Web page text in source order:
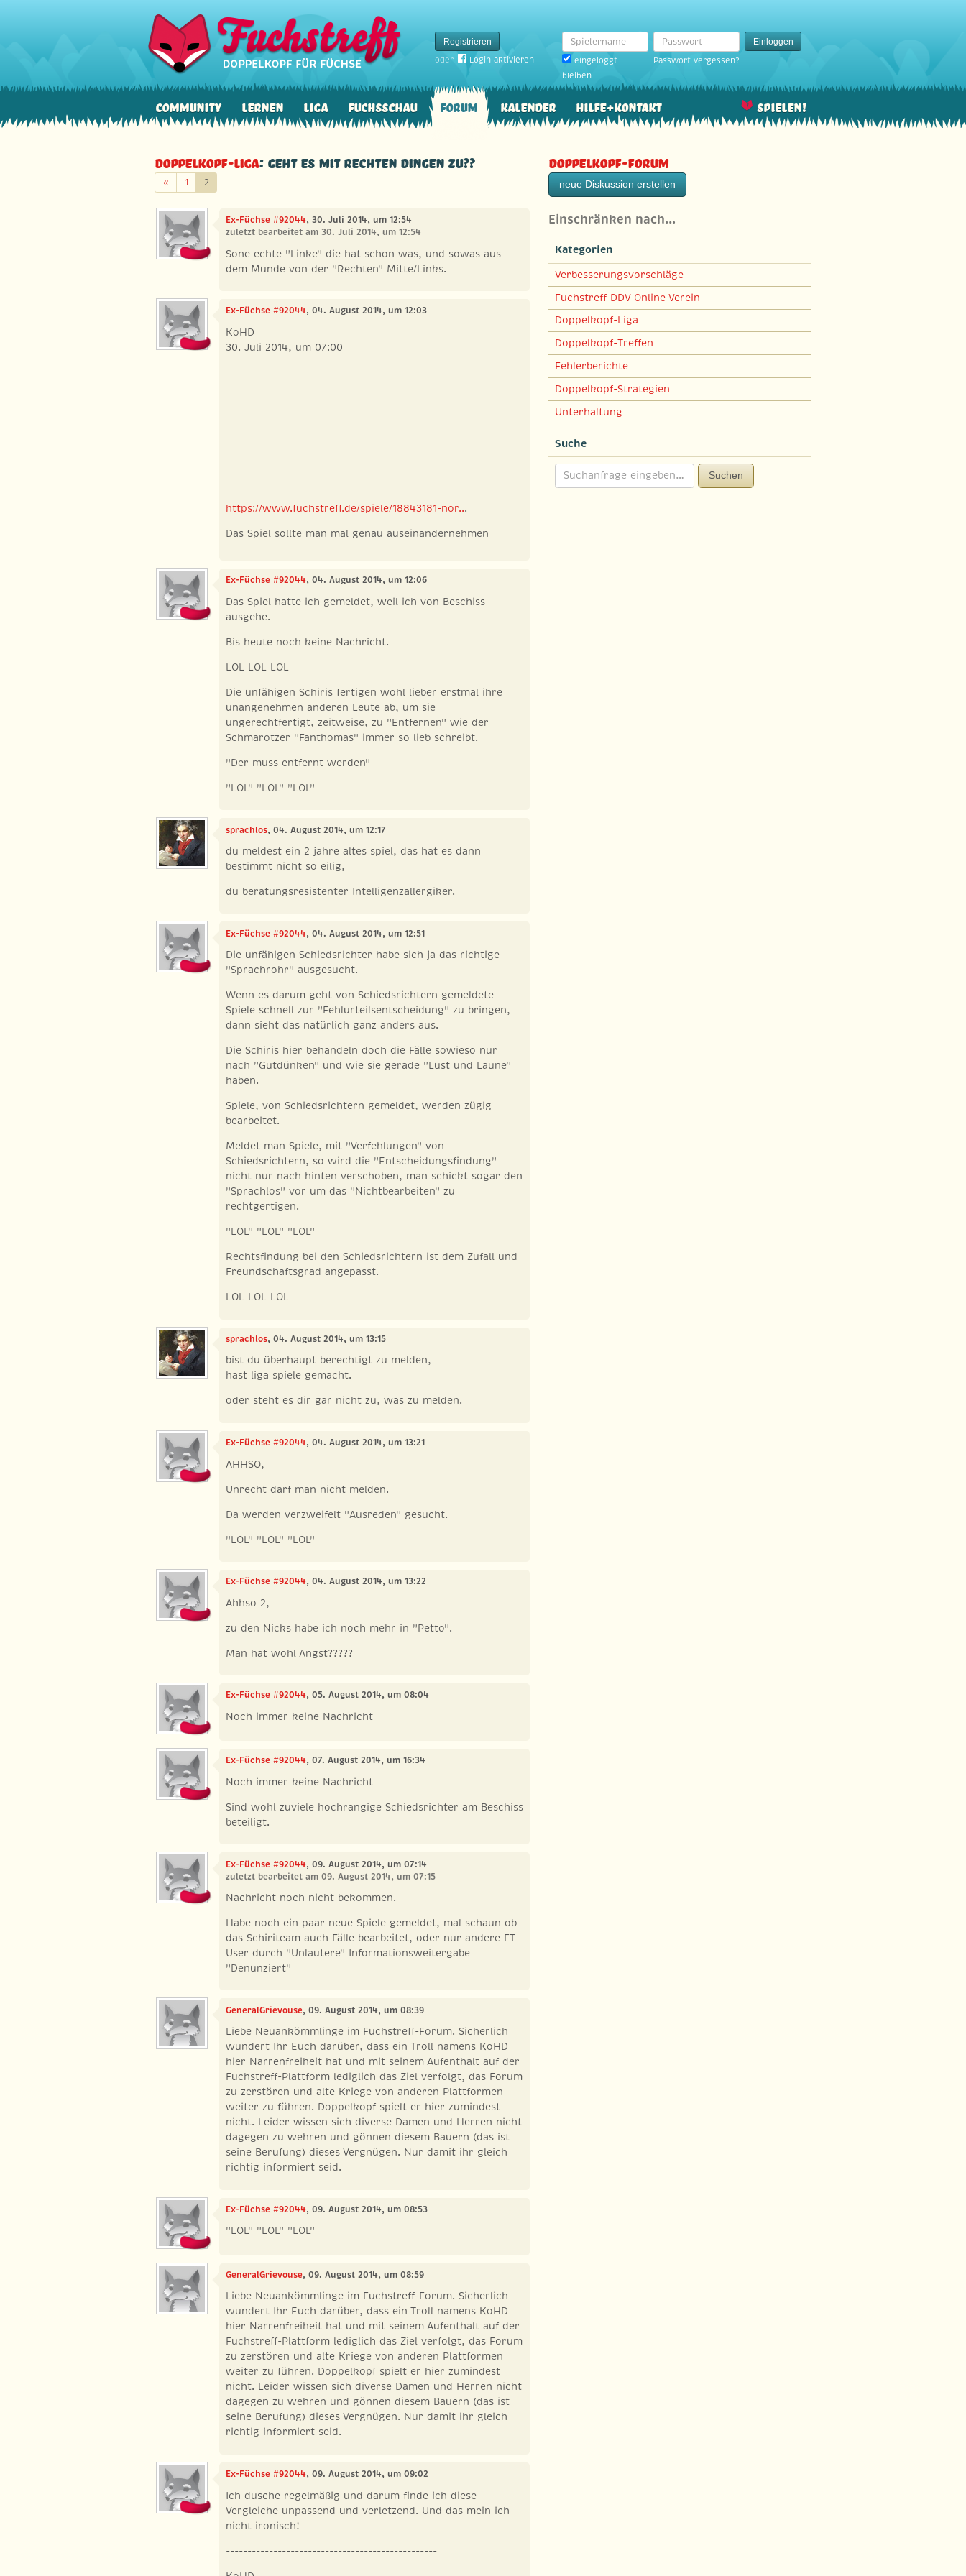
Registrieren
oder
Login aktivieren
Spielername
eingeloggt
bleiben
Passwort
Einloggen
Passwort vergessen?
Community Lernen Liga Fuchsschau Forum Kalender Hilfe+Kontakt Spielen!
Doppelkopf-Liga: Geht es mit rechten Dingen zu??
«Zurück
1 2
Ex-Füchse #92044, 30. Juli 2014, um 12:54
zuletzt bearbeitet am 30. Juli 2014, um 12:54
Sone echte "Linke" die hat schon was, und sowas aus
dem Munde von der "Rechten" Mitte/Links.
Ex-Füchse #92044, 04. August 2014, um 12:03
KoHD
30. Juli 2014, um 07:00
https://www.fuchstreff.de/spiele/18843181-nor...
Das Spiel sollte man mal genau auseinandernehmen
Ex-Füchse #92044, 04. August 2014, um 12:06
Das Spiel hatte ich gemeldet, weil ich von Beschiss
ausgehe.
Bis heute noch keine Nachricht.
LOL LOL LOL
Die unfähigen Schiris fertigen wohl lieber erstmal ihre
unangenehmen anderen Leute ab, um sie
ungerechtfertigt, zeitweise, zu "Entfernen" wie der
Schmarotzer "Fanthomas" immer so lieb schreibt.
"Der muss entfernt werden"
"LOL" "LOL" "LOL"
sprachlos, 04. August 2014, um 12:17
du meldest ein 2 jahre altes spiel, das hat es dann
bestimmt nicht so eilig,
du beratungsresistenter Intelligenzallergiker.
Ex-Füchse #92044, 04. August 2014, um 12:51
Die unfähigen Schiedsrichter habe sich ja das richtige
"Sprachrohr" ausgesucht.
Wenn es darum geht von Schiedsrichtern gemeldete
Spiele schnell zur "Fehlurteilsentscheidung" zu bringen,
dann sieht das natürlich ganz anders aus.
Die Schiris hier behandeln doch die Fälle sowieso nur
nach "Gutdünken" und wie sie gerade "Lust und Laune"
haben.
Spiele, von Schiedsrichtern gemeldet, werden zügig
bearbeitet.
Meldet man Spiele, mit "Verfehlungen" von
Schiedsrichtern, so wird die "Entscheidungsfindung"
nicht nur nach hinten verschoben, man schickt sogar den
"Sprachlos" vor um das "Nichtbearbeiten" zu
rechtgertigen.
"LOL" "LOL" "LOL"
Rechtsfindung bei den Schiedsrichtern ist dem Zufall und
Freundschaftsgrad angepasst.
LOL LOL LOL
sprachlos, 04. August 2014, um 13:15
bist du überhaupt berechtigt zu melden,
hast liga spiele gemacht.
oder steht es dir gar nicht zu, was zu melden.
Ex-Füchse #92044, 04. August 2014, um 13:21
AHHSO,
Unrecht darf man nicht melden.
Da werden verzweifelt "Ausreden" gesucht.
"LOL" "LOL" "LOL"
Ex-Füchse #92044, 04. August 2014, um 13:22
Ahhso 2,
zu den Nicks habe ich noch mehr in "Petto".
Man hat wohl Angst?????
Ex-Füchse #92044, 05. August 2014, um 08:04
Noch immer keine Nachricht
Ex-Füchse #92044, 07. August 2014, um 16:34
Noch immer keine Nachricht
Sind wohl zuviele hochrangige Schiedsrichter am Beschiss
beteiligt.
Ex-Füchse #92044, 09. August 2014, um 07:14
zuletzt bearbeitet am 09. August 2014, um 07:15
Nachricht noch nicht bekommen.
Habe noch ein paar neue Spiele gemeldet, mal schaun ob
das Schiriteam auch Fälle bearbeitet, oder nur andere FT
User durch "Unlautere" Informationsweitergabe
"Denunziert"
GeneralGrievouse, 09. August 2014, um 08:39
Liebe Neuankömmlinge im Fuchstreff-Forum. Sicherlich
wundert Ihr Euch darüber, dass ein Troll namens KoHD
hier Narrenfreiheit hat und mit seinem Aufenthalt auf der
Fuchstreff-Plattform lediglich das Ziel verfolgt, das Forum
zu zerstören und alte Kriege von anderen Plattformen
weiter zu führen. Doppelkopf spielt er hier zumindest
nicht. Leider wissen sich diverse Damen und Herren nicht
dagegen zu wehren und gönnen diesem Bauern (das ist
seine Berufung) dieses Vergnügen. Nur damit ihr gleich
richtig informiert seid.
Ex-Füchse #92044, 09. August 2014, um 08:53
"LOL" "LOL" "LOL"
GeneralGrievouse, 09. August 2014, um 08:59
Liebe Neuankömmlinge im Fuchstreff-Forum. Sicherlich
wundert Ihr Euch darüber, dass ein Troll namens KoHD
hier Narrenfreiheit hat und mit seinem Aufenthalt auf der
Fuchstreff-Plattform lediglich das Ziel verfolgt, das Forum
zu zerstören und alte Kriege von anderen Plattformen
weiter zu führen. Doppelkopf spielt er hier zumindest
nicht. Leider wissen sich diverse Damen und Herren nicht
dagegen zu wehren und gönnen diesem Bauern (das ist
seine Berufung) dieses Vergnügen. Nur damit ihr gleich
richtig informiert seid.
Ex-Füchse #92044, 09. August 2014, um 09:02
Ich dusche regelmäßig und darum finde ich diese
Vergleiche unpassend und verletzend. Und das mein ich
nicht ironisch!
-------------------------------------------------
Doppelkopf-Forum
neue Diskussion erstellen
Einschränken nach…
Kategorien
Verbesserungsvorschläge
Fuchstreff DDV Online Verein
Doppelkopf-Liga
Doppelkopf-Treffen
Fehlerberichte
Doppelkopf-Strategien
Unterhaltung
Suche
Suchen